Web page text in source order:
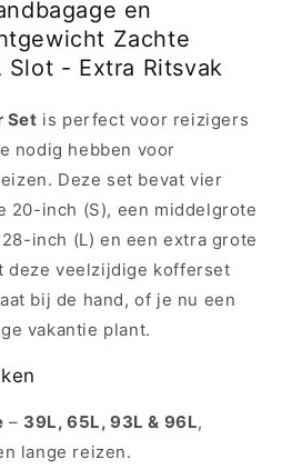
en
Zachte
- Extra Ritsvak
Set is perfect voor reizigers
nodig hebben voor
Deze set bevat vier
20-inch (S), een middelgrote
inch (L) en een extra grote
deze veelzijdige kofferset
bij de hand, of je nu een
vakantie plant.
– 39L, 65L, 93L & 96L,
lange reizen.